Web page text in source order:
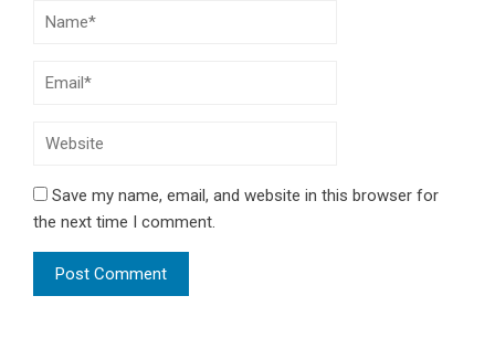
Save my name, email, and website in this browser for
the next time I comment.